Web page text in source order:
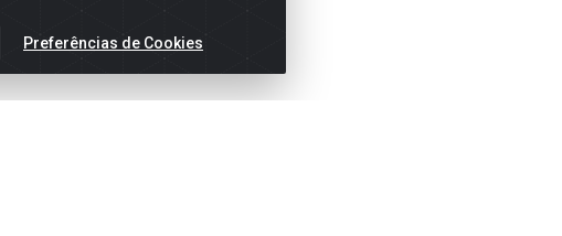
Preferências de Cookies